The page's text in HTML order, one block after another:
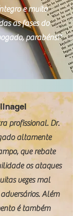
e muito
as fases do
parabéns!"
profissional. Dr.
altamente
que rebate
os ataques
vezes mal
Além
é também